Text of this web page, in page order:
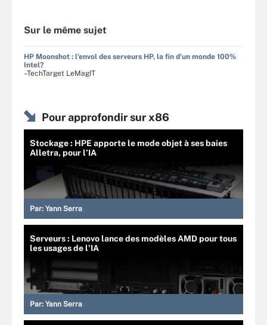
Sur le même sujet
HP Moonshot : l'envol des serveurs HP, la fin d'un monde 100%
Intel?
–TechTarget LeMagIT
Pour approfondir sur x86
Stockage : HPE apporte le mode objet à ses baies
Alletra, pour l’IA
Par: Yann Serra
Serveurs : Lenovo lance des modèles AMD pour tous
les usages de l’IA
Par: Yann Serra